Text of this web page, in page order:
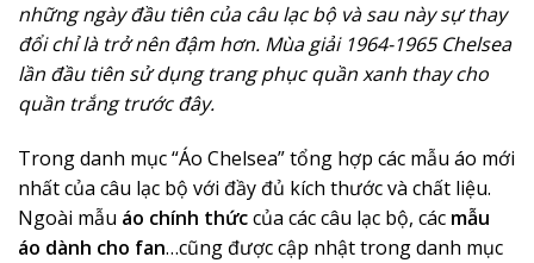
những ngày đầu tiên của câu lạc bộ và sau này sự thay
đổi chỉ là trở nên đậm hơn. Mùa giải 1964-1965 Chelsea
lần đầu tiên sử dụng trang phục quần xanh thay cho
quần trắng trước đây.
Trong danh mục “Áo Chelsea” tổng hợp các mẫu áo mới
nhất của câu lạc bộ với đầy đủ kích thước và chất liệu.
Ngoài mẫu áo chính thứccủa các câu lạc bộ, các mẫu
áo dành cho fan…cũng được cập nhật trong danh mục